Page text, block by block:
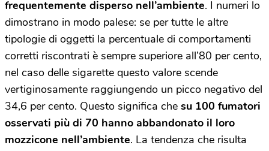
frequentemente disperso nell’ambiente. I numeri lo
dimostrano in modo palese: se per tutte le altre
tipologie di oggetti la percentuale di comportamenti
corretti riscontrati è sempre superiore all’80 per cento,
nel caso delle sigarette questo valore scende
vertiginosamente raggiungendo un picco negativo del
34,6 per cento. Questo significa che su 100 fumatori
osservati più di 70 hanno abbandonato il loro
mozzicone nell’ambiente. La tendenza che risulta